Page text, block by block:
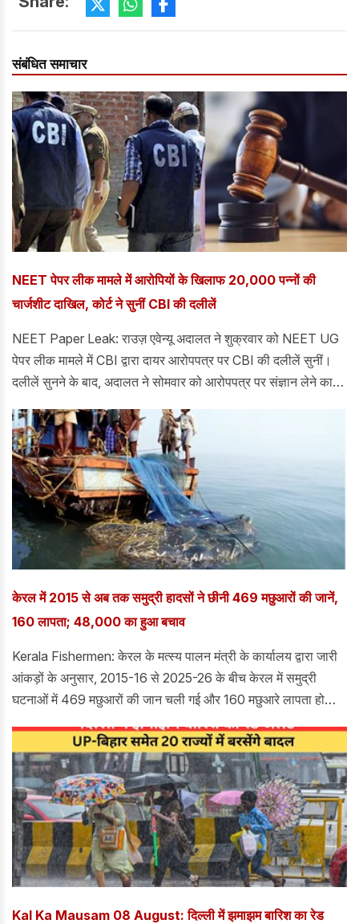
संबंधित समाचार
NEET पेपर लीक मामले में आरोपियों के खिलाफ 20,000 पन्नों की
चार्जशीट दाखिल, कोर्ट ने सुनीं CBI की दलीलें
NEET Paper Leak: राउज़ एवेन्यू अदालत ने शुक्रवार को NEET UG
पेपर लीक मामले में CBI द्वारा दायर आरोपपत्र पर CBI की दलीलें सुनीं।
दलीलें सुनने के बाद, अदालत ने सोमवार को आरोपपत्र पर संज्ञान लेने का
खिलाफ लगभग 20,000 पृष्ठों का आरोपपत्र दायर किया है।
केरल में 2015 से अब तक समुद्री हादसों ने छीनी 469 मछुआरों की जानें,
160 लापता; 48,000 का हुआ बचाव
Kerala Fishermen: केरल के मत्स्य पालन मंत्री के कार्यालय द्वारा जारी
आंकड़ों के अनुसार, 2015-16 से 2025-26 के बीच केरल में समुद्री
घटनाओं में 469 मछुआरों की जान चली गई और 160 मछुआरे लापता हो
Kal Ka Mausam 08 August: दिल्ली में झमाझम बारिश का रेड